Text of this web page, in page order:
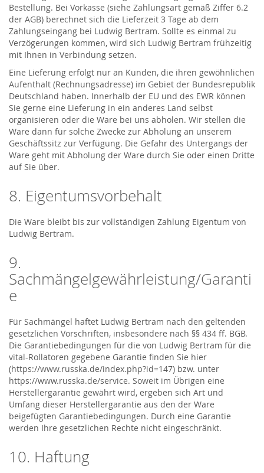
Bestellung. Bei Vorkasse (siehe Zahlungsart gemäß Ziffer 6.2
der AGB) berechnet sich die Lieferzeit 3 Tage ab dem
Zahlungseingang bei Ludwig Bertram. Sollte es einmal zu
Verzögerungen kommen, wird sich Ludwig Bertram frühzeitig
mit Ihnen in Verbindung setzen.
Eine Lieferung erfolgt nur an Kunden, die ihren gewöhnlichen
Aufenthalt (Rechnungsadresse) im Gebiet der Bundesrepublik
Deutschland haben. Innerhalb der EU und des EWR können
Sie gerne eine Lieferung in ein anderes Land selbst
organisieren oder die Ware bei uns abholen. Wir stellen die
Ware dann für solche Zwecke zur Abholung an unserem
Geschäftssitz zur Verfügung. Die Gefahr des Untergangs der
Ware geht mit Abholung der Ware durch Sie oder einen Dritte
auf Sie über.
8. Eigentumsvorbehalt
Die Ware bleibt bis zur vollständigen Zahlung Eigentum von
Ludwig Bertram.
9.
Sachmängelgewährleistung/Garanti
e
Für Sachmängel haftet Ludwig Bertram nach den geltenden
gesetzlichen Vorschriften, insbesondere nach §§ 434 ff. BGB.
Die Garantiebedingungen für die von Ludwig Bertram für die
vital-Rollatoren gegebene Garantie finden Sie hier
(https://www.russka.de/index.php?id=147) bzw. unter
https://www.russka.de/service. Soweit im Übrigen eine
Herstellergarantie gewährt wird, ergeben sich Art und
Umfang dieser Herstellergarantie aus den der Ware
beigefügten Garantiebedingungen. Durch eine Garantie
werden Ihre gesetzlichen Rechte nicht eingeschränkt.
10. Haftung